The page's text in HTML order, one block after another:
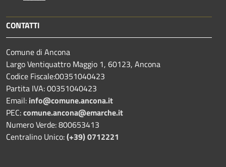
CONTATTI
Comune di Ancona
Largo Ventiquattro Maggio 1, 60123, Ancona
Codice Fiscale:00351040423
Partita IVA: 00351040423
Email: info@comune.ancona.it
PEC:comune.ancona@emarche.it
Numero Verde: 800653413
Centralino Unico:(+39) 0712221